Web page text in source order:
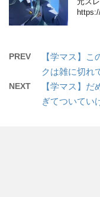
PREV
【学マス】
クは雑に切れ
NEXT
【学マス】
ぎてついてい